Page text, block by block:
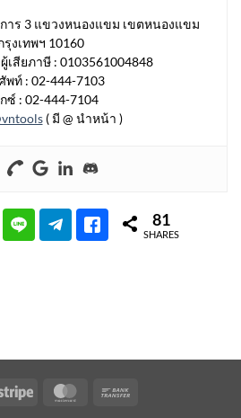
าร 3 แขวงหนองแขม เขตหนองแขม
รุงเทพฯ 10160
เสียภาษี : 0103561004848
พท์ : 02-444-7103
ซ์ : 02-444-7104
( มี @ นำหน้า )
81
SHARES
Stripe MasterCard